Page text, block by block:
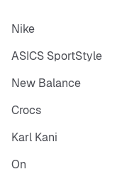
Nike
ASICS SportStyle
New Balance
Crocs
Karl Kani
On